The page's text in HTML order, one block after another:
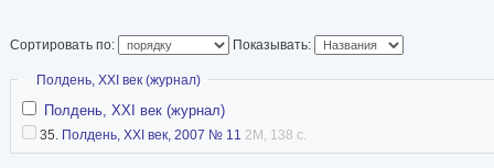
Сортировать по: Показывать:
Скрыть
Полдень, XXI век (журнал)
Полдень, XXI век (журнал)
35. Полдень, XXI век, 2007 № 11 2M, 138 с.